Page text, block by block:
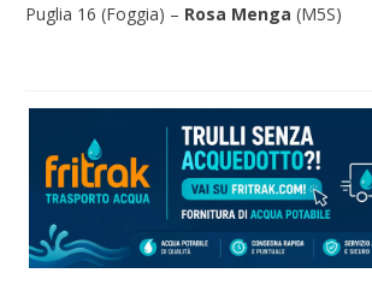
Puglia 16 (Foggia) – Rosa Menga (M5S)